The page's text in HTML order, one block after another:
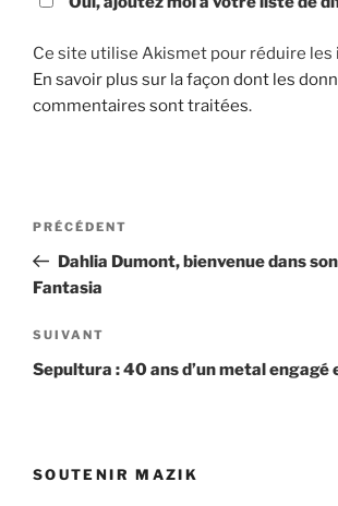
Ce site utilise Akismet pour réduire les
En savoir plus sur la façon dont les
commentaires sont traitées.
Navigation
l’article
Article
précédent
PRÉCÉDENT
Dahlia Dumont, bienvenue dans
Fantasia
Article
suivant
SUIVANT
Sepultura : 40 ans d’un metal
SOUTENIR MAZIK